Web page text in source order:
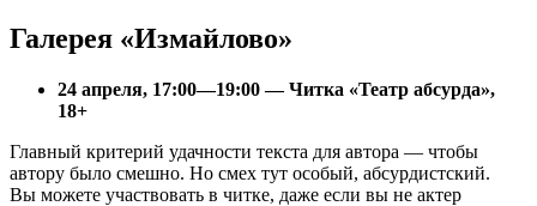
Галерея «Измайлово»
24 апреля, 17:00—19:00 — Читка «Театр абсурда»,
18+
Главный критерий удачности текста для автора — чтобы
автору было смешно. Но смех тут особый, абсурдистский.
Вы можете участвовать в читке, даже если вы не актер